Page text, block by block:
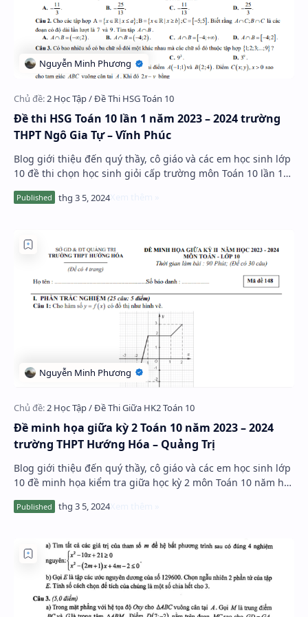
Đề thi HSG Toán 10 lần 1 năm 2023 – 2024 trường
THPT Ngô Gia Tự – Vĩnh Phúc
Blog giới thiệu đến quý thầy, cô giáo và các em học sinh lớp
10 đề thi chọn học sinh giỏi cấp trường môn Toán 10 lần 1
năm học 2023 – 2024 trường THP…
Đề minh họa giữa kỳ 2 Toán 10 năm 2023 – 2024
trường THPT Hướng Hóa – Quảng Trị
Blog giới thiệu đến quý thầy, cô giáo và các em học sinh lớp
10 đề minh họa kiểm tra giữa học kỳ 2 môn Toán 10 năm học